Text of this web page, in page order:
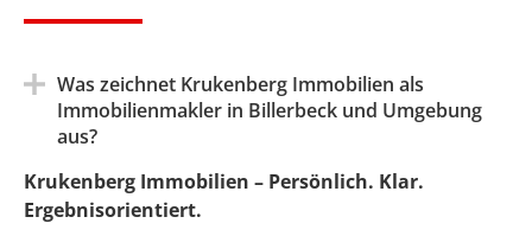
Was zeichnet Krukenberg Immobilien als
Immobilienmakler in Billerbeck und Umgebung
aus?
Krukenberg Immobilien – Persönlich. Klar.
Ergebnisorientiert.